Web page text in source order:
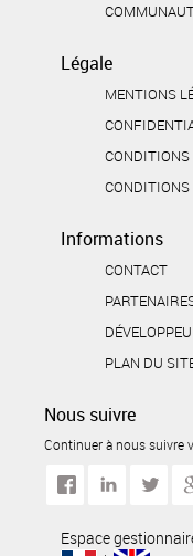
Légale
MENTIONS
CONDITIONS
Informations
CONTACT
PLAN DU
Nous suivre
Continuer à nous suivre
Espace